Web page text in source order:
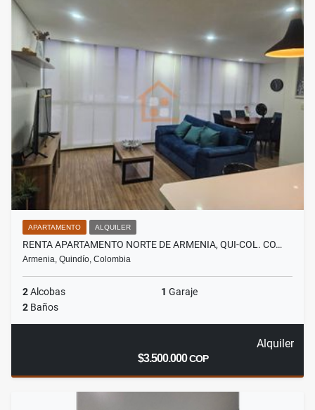
APARTAMENTO ALQUILER
RENTA APARTAMENTO NORTE DE ARMENIA, QUI-COL. CO…
Armenia, Quindío, Colombia
2Alcobas 1 Garaje
2 Baños
Alquiler
$3.500.000COP